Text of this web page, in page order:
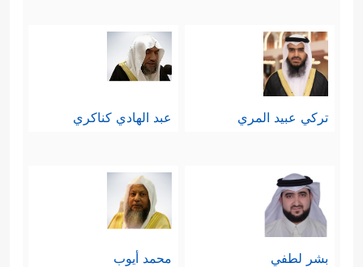
تركي عبيد المري عبد الهادي كناكري
بشر لطفي محمد أيوب